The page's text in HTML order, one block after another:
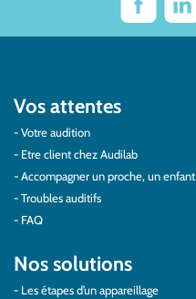
Vos attentes
Votre audition
Etre client chez Audilab
Accompagner un proche, un enfant
Troubles auditifs
FAQ
Nos solutions
Les étapes d’un appareillage